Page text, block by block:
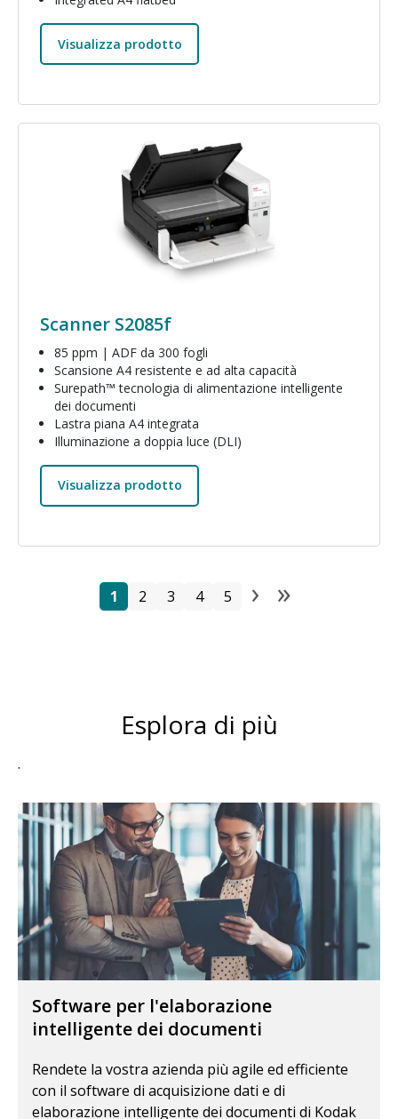
Visualizza prodotto
Scanner S2085f
85 ppm | ADF da 300 fogli
Scansione A4 resistente e ad alta capacità
Surepath™ tecnologia di alimentazione intelligente
dei documenti
Lastra piana A4 integrata
Illuminazione a doppia luce (DLI)
Visualizza prodotto
Paginazione
Pagina
1 Pagina
2 Pagina
3 Pagina
4 Pagina
5 Pagina
› Ultima
»
Esplora di più
.
Software per l'elaborazione
intelligente dei documenti
Rendete la vostra azienda più agile ed efficiente
con il software di acquisizione dati e di
elaborazione intelligente dei documenti di Kodak